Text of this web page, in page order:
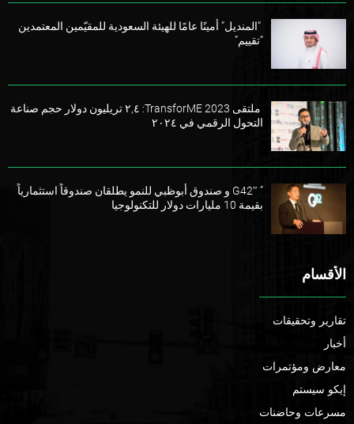
“المنديل” أمينًا عامًا للهيئة السعودية للمقيّمين المعتمدين
“تقييم”
ملتقى TransforME 2023: ٢,٤ تريليون دولار حجم صناعة
التحول الرقمي في ٢٠٢٤
” G42″ و صندوق أبوظبي للنمو يطلقان صندوقاً استثمارياً
بقيمة 10 مليارات دولار للتكنولوجيا
الأقسام
تقارير وتحقيقات
أخبار
معارض ومؤتمرات
إيكو سيستم
مسرعات وحاضنات